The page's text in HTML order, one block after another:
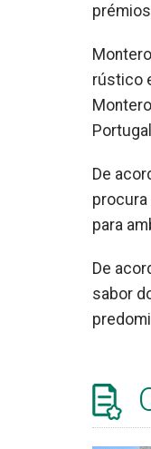
rústico
De
procura
para
De
sabor